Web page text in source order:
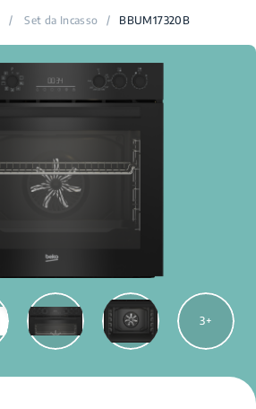
/ Set da Incasso / BBUM17320B
3